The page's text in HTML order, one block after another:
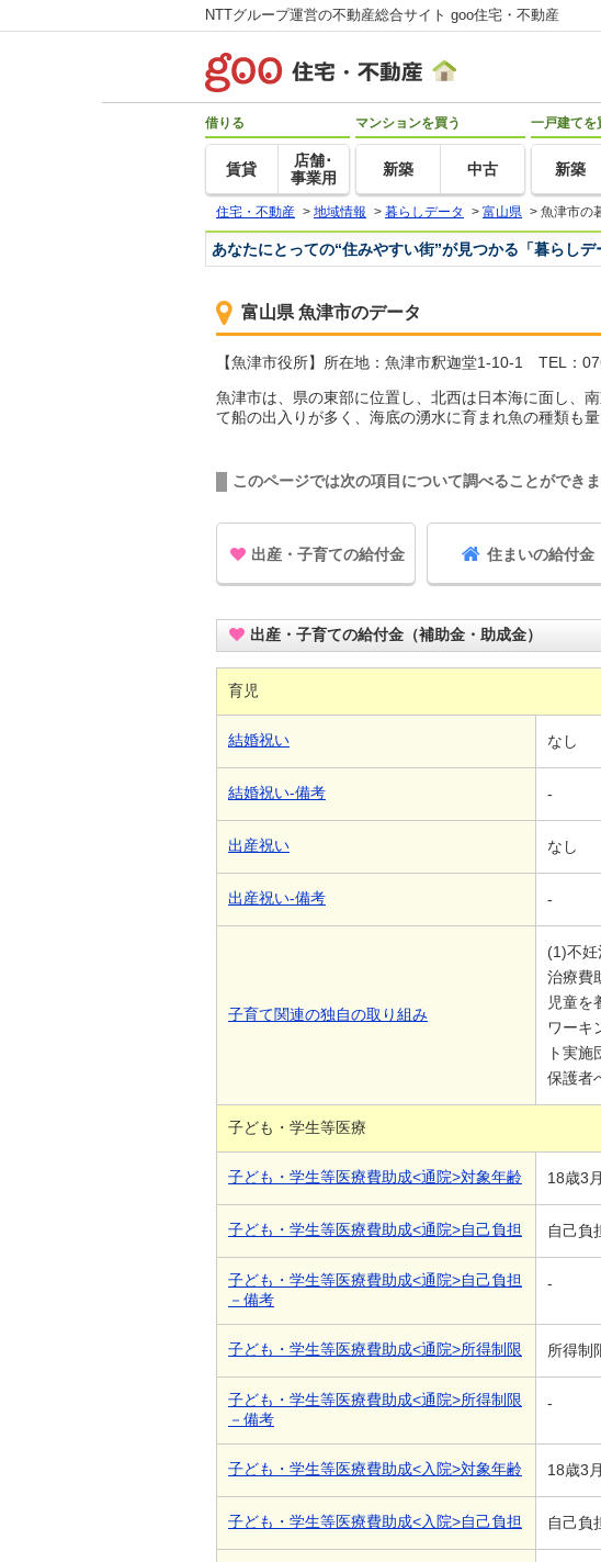
NTTグループ運営の不動産総合サイト goo住宅・不動産
借りる
賃貸
店舗･
事業用
マンションを買う
新築 中古
一戸建てを
新築
住宅・不動産 > 地域情報 > 暮らしデータ > 富山県 > 魚津市の
あなたにとっての“住みやすい街”が見つかる「暮らしデ
富山県 魚津市のデータ
【魚津市役所】所在地：魚津市釈迦堂1-10-1 TEL：
魚津市は、県の東部に位置し、北西は日本海に面し、
て船の出入りが多く、海底の湧水に育まれ魚の種類も
このページでは次の項目について調べることができ
出産・子育ての給付金 住まいの給付金
出産・子育ての給付金（補助金・助成金）
育児
結婚祝い なし
結婚祝い-備考 -
出産祝い なし
出産祝い-備考 -
子育て関連の独自の取り組み
(1)不
治療費
児童を
ワーキ
ト実
保護者
子ども・学生等医療
子ども・学生等医療費助成<通院>対象年齢 18歳3
子ども・学生等医療費助成<通院>自己負担 自己負
子ども・学生等医療費助成<通院>自己負担
－備考
-
子ども・学生等医療費助成<通院>所得制限 所得制
子ども・学生等医療費助成<通院>所得制限
－備考
-
子ども・学生等医療費助成<入院>対象年齢 18歳3
子ども・学生等医療費助成<入院>自己負担 自己負